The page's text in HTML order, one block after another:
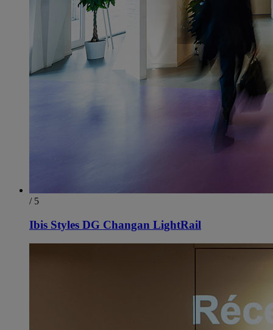
/ 5
Ibis Styles DG Changan LightRail